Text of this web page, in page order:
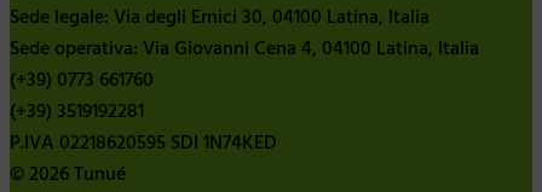
Sede legale: Via degli Ernici 30, 04100 Latina, Italia
Sede operativa: Via Giovanni Cena 4, 04100 Latina, Italia
(+39) 0773 661760
(+39) 3519192281
P.IVA 02218620595 SDI 1N74KED
© 2026 Tunué